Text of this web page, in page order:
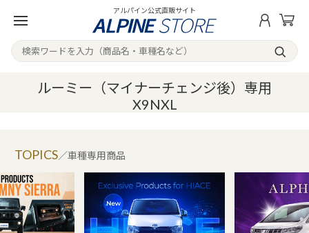
アルパイン公式直販サイト
ルーミー（マイナーチェンジ後）専用
X9NXL
／車種専用商品